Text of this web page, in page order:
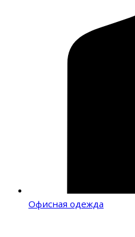
Офисная одежда